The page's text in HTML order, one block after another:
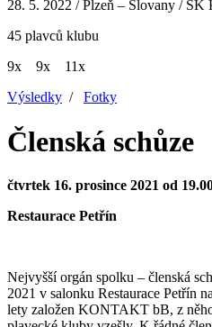
28. 5. 2022 / Plzeň – Slovany /
45 plavců klubu
9x
9x
11x
Výsledky / Fotky
Členská schůze
čtvrtek 16. prosince 2021 od
Restaurace Petřín
Nejvyšší orgán spolku – členská
2021 v salonku Restaurace Petřín
lety založen KONTAKT bB, z